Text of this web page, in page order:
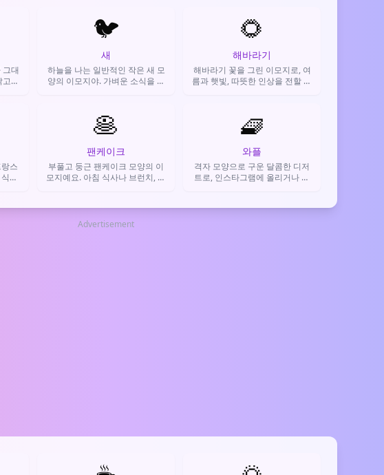
그대
기
🐦
새
하늘을 나는 일반적인 작은 새 모
양의 이모지야. 가벼운 소식을 전
써.
🌻
해바라기
해바라기 꽃을 그린 이모지로, 여
름과 햇빛, 따뜻한 인상을 전할 때
스
사
🥞
팬케이크
부풀고 둥근 팬케이크 모양의 이
모지예요. 아침 식사나 브런치, 달
🧇
와플
격자 모양으로 구운 달콤한 디저
트로, 인스타그램에 올리거나 먹
Advertisement